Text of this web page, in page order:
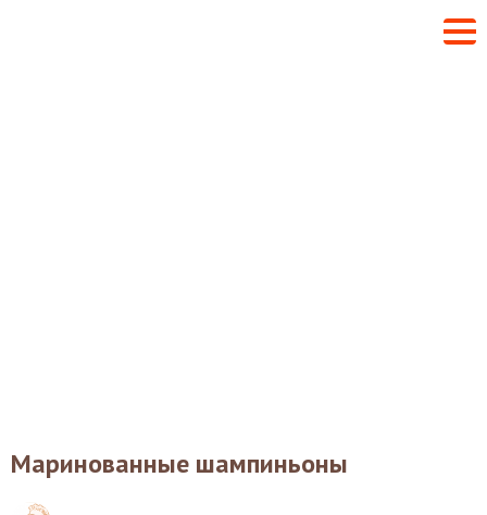
Маринованные шампиньоны